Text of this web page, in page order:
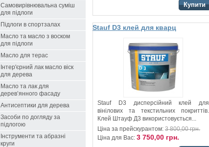
Купити
Stauf D3 клей для кварц
Stauf D3 дисперсійний клей для
вінілових та текстильних покриттів.
Клей Штауф Д3 використовується...
Ціна за прейскурантом: 3 800,00 грн.
Ціна для Вас: 3 750,00 грн.
Самовирівнювальна суміш
для підлоги
Підлоги в спортзалах
Масло та масло з воском
для підлоги
Масло для терас
Інтер'єрний лак масло віск
для дерева
Масло та лак для
дерев’янного фасаду
Антисептики для дерева
Засоби по догляду за
підлогою
Інструменти та абразні
круги